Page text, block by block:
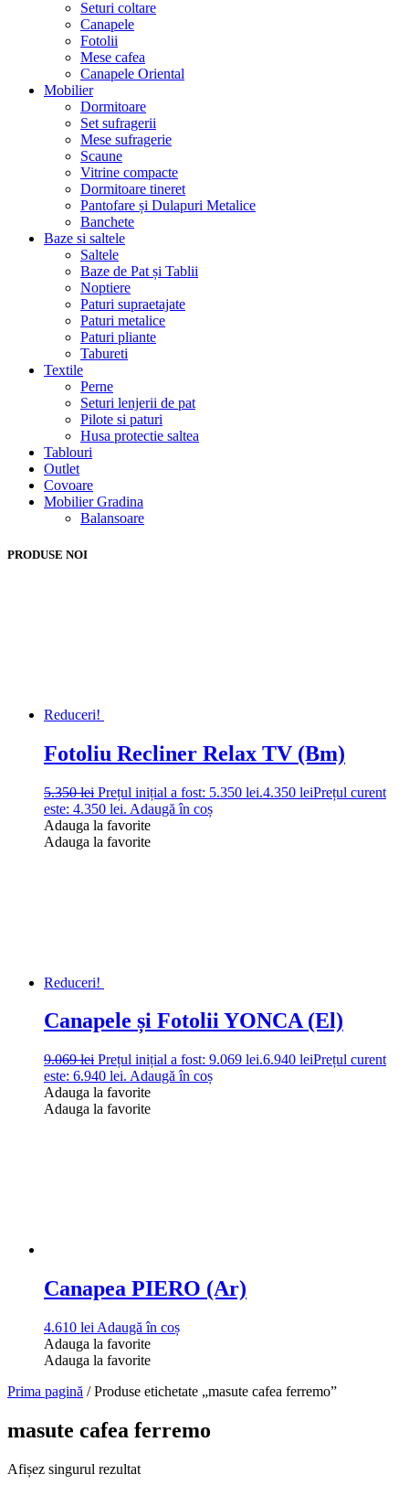
Seturi coltare
Canapele
Fotolii
Mese cafea
Canapele Oriental
Mobilier
Dormitoare
Set sufragerii
Mese sufragerie
Scaune
Vitrine compacte
Dormitoare tineret
Pantofare și Dulapuri Metalice
Banchete
Baze si saltele
Saltele
Baze de Pat și Tablii
Noptiere
Paturi supraetajate
Paturi metalice
Paturi pliante
Tabureti
Textile
Perne
Seturi lenjerii de pat
Pilote si paturi
Husa protectie saltea
Tablouri
Outlet
Covoare
Mobilier Gradina
Balansoare
PRODUSE NOI
Reduceri!
Fotoliu Recliner Relax TV (Bm)
5.350lei Prețul inițial a fost: 5.350 lei.4.350 leiPrețul curent
este: 4.350 lei. Adaugă în coș
Adauga la favorite
Adauga la favorite
Reduceri!
Canapele și Fotolii YONCA (El)
9.069lei Prețul inițial a fost: 9.069 lei.6.940 leiPrețul curent
este: 6.940 lei. Adaugă în coș
Adauga la favorite
Adauga la favorite
Canapea PIERO (Ar)
4.610 lei Adaugă în coș
Adauga la favorite
Adauga la favorite
Prima pagină / Produse etichetate „masute cafea ferremo”
masute cafea ferremo
Afișez singurul rezultat